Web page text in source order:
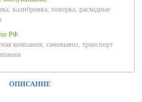
калибровка, поверка, расходные
РФ
компания, самовывоз, транспорт
ОПИСАНИЕ